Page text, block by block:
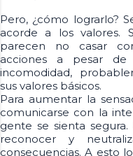
Pero, ¿cómo lograrlo?
acorde a los valores.
parecen no casar
acciones a pesar de
incomodidad,
sus valores básicos.
Para aumentar la
comunicarse con la
gente se sienta
reconocer y
consecuencias. A esto